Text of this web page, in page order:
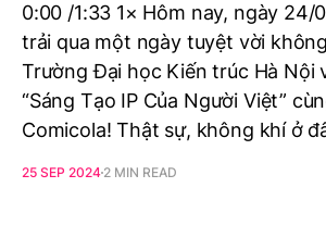
0:00 /1:33 1× Hôm nay, ngày 24/
trải qua một ngày tuyệt vời
Trường Đại học Kiến trúc Hà Nội
“Sáng Tạo IP Của Người Việt”
Comicola! Thật sự, không khí ở
25 SEP 2024 2 MIN READ